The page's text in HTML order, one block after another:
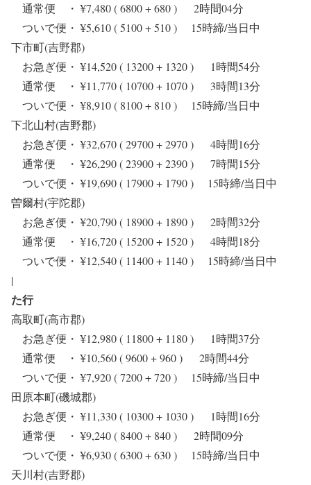
通常便 ・ ¥7,480 ( 6800 + 680 ) 2時間04分
ついで便・ ¥5,610 ( 5100 + 510 ) 15時締/当日中
下市町(吉野郡)
お急ぎ便・ ¥14,520 ( 13200 + 1320 ) 1時間54分
通常便 ・ ¥11,770 ( 10700 + 1070 ) 3時間13分
ついで便・ ¥8,910 ( 8100 + 810 ) 15時締/当日中
下北山村(吉野郡)
お急ぎ便・ ¥32,670 ( 29700 + 2970 ) 4時間16分
通常便 ・ ¥26,290 ( 23900 + 2390 ) 7時間15分
ついで便・ ¥19,690 ( 17900 + 1790 ) 15時締/当日中
曽爾村(宇陀郡)
お急ぎ便・ ¥20,790 ( 18900 + 1890 ) 2時間32分
通常便 ・ ¥16,720 ( 15200 + 1520 ) 4時間18分
ついで便・ ¥12,540 ( 11400 + 1140 ) 15時締/当日中
|
た行
高取町(高市郡)
お急ぎ便・ ¥12,980 ( 11800 + 1180 ) 1時間37分
通常便 ・ ¥10,560 ( 9600 + 960 ) 2時間44分
ついで便・ ¥7,920 ( 7200 + 720 ) 15時締/当日中
田原本町(磯城郡)
お急ぎ便・ ¥11,330 ( 10300 + 1030 ) 1時間16分
通常便 ・ ¥9,240 ( 8400 + 840 ) 2時間09分
ついで便・ ¥6,930 ( 6300 + 630 ) 15時締/当日中
天川村(吉野郡)